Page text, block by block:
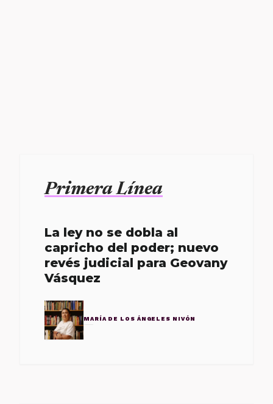
Primera Línea
La ley no se dobla al
capricho del poder; nuevo
revés judicial para Geovany
Vásquez
MARÍA DE LOS ÁNGELES NIVÓN